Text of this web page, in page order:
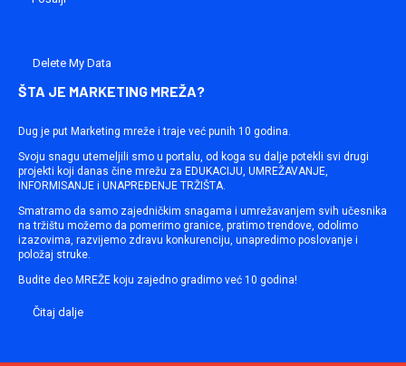
Delete My Data
ŠTA JE MARKETING MREŽA?
Dug je put Marketing mreže i traje već punih 10 godina.
Svoju snagu utemeljili smo u portalu, od koga su dalje potekli svi drugi
projekti koji danas čine mrežu za EDUKACIJU, UMREŽAVANJE,
INFORMISANJE i UNAPREĐENJE TRŽIŠTA.
Smatramo da samo zajedničkim snagama i umrežavanjem svih učesnika
na tržištu možemo da pomerimo granice, pratimo trendove, odolimo
izazovima, razvijemo zdravu konkurenciju, unapredimo poslovanje i
položaj struke.
Budite deo MREŽE koju zajedno gradimo već 10 godina!
Čitaj dalje